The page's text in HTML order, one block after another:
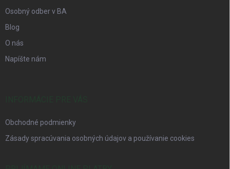
Osobný odber v BA
Blog
O nás
Napíšte nám
Obchodné podmienky
Zásady spracúvania osobných údajov a používanie cookies